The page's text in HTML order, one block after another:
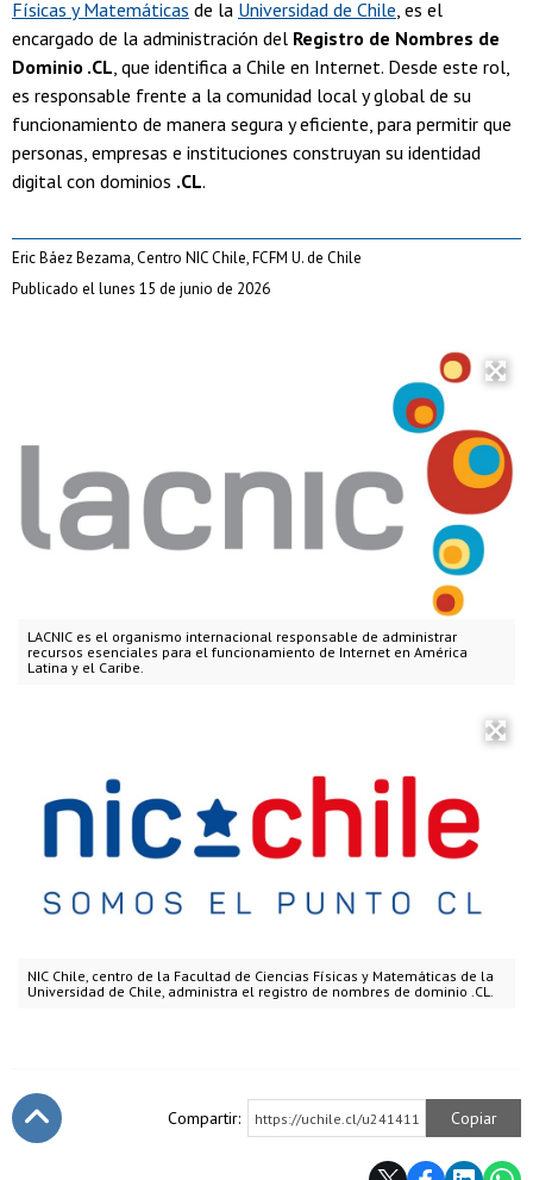
LACNIC es el organismo internacional responsable de administrar
recursos esenciales para el funcionamiento de Internet en América
Latina y el Caribe.
NIC Chile, centro de la Facultad de Ciencias Físicas y Matemáticas de la
Universidad de Chile, administra el registro de nombres de dominio .CL.
Físicas y Matemáticas de la Universidad de Chile, es el
encargado de la administración del Registro de Nombres de
Dominio .CL, que identifica a Chile en Internet. Desde este rol,
es responsable frente a la comunidad local y global de su
funcionamiento de manera segura y eficiente, para permitir que
personas, empresas e instituciones construyan su identidad
digital con dominios .CL.
Eric Báez Bezama, Centro NIC Chile, FCFM U. de Chile
Publicado el lunes 15 de junio de 2026
Compartir: https://uchile.cl/u241411 Copiar